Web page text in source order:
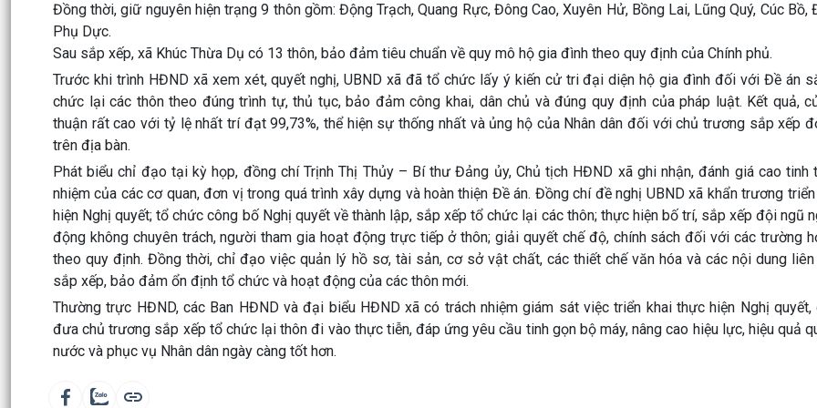
Đồng thời, giữ nguyên hiện trạng 9 thôn gồm: Động Trạch, Quang Rực, Đông Cao, Xuyên Hử, Bồng Lai, Lũng Quý, Cúc Bồ,
Phụ Dực.
Sau sắp xếp, xã Khúc Thừa Dụ có 13 thôn, bảo đảm tiêu chuẩn về quy mô hộ gia đình theo quy định của Chính phủ.
Trước khi trình HĐND xã xem xét, quyết nghị, UBND xã đã tổ chức lấy ý kiến cử tri đại diện hộ gia đình đối với Đề án
chức lại các thôn theo đúng trình tự, thủ tục, bảo đảm công khai, dân chủ và đúng quy định của pháp luật. Kết quả,
thuận rất cao với tỷ lệ nhất trí đạt 99,73%, thể hiện sự thống nhất và ủng hộ của Nhân dân đối với chủ trương sắp xếp
trên địa bàn.
Phát biểu chỉ đạo tại kỳ họp, đồng chí Trịnh Thị Thủy – Bí thư Đảng ủy, Chủ tịch HĐND xã ghi nhận, đánh giá cao tinh
nhiệm của các cơ quan, đơn vị trong quá trình xây dựng và hoàn thiện Đề án. Đồng chí đề nghị UBND xã khẩn trương
hiện Nghị quyết; tổ chức công bố Nghị quyết về thành lập, sắp xếp tổ chức lại các thôn; thực hiện bố trí, sắp xếp đội ngũ
động không chuyên trách, người tham gia hoạt động trực tiếp ở thôn; giải quyết chế độ, chính sách đối với các trường
theo quy định. Đồng thời, chỉ đạo việc quản lý hồ sơ, tài sản, cơ sở vật chất, các thiết chế văn hóa và các nội dung liên
sắp xếp, bảo đảm ổn định tổ chức và hoạt động của các thôn mới.
Thường trực HĐND, các Ban HĐND và đại biểu HĐND xã có trách nhiệm giám sát việc triển khai thực hiện Nghị quyết,
đưa chủ trương sắp xếp tổ chức lại thôn đi vào thực tiễn, đáp ứng yêu cầu tinh gọn bộ máy, nâng cao hiệu lực, hiệu quả
nước và phục vụ Nhân dân ngày càng tốt hơn.